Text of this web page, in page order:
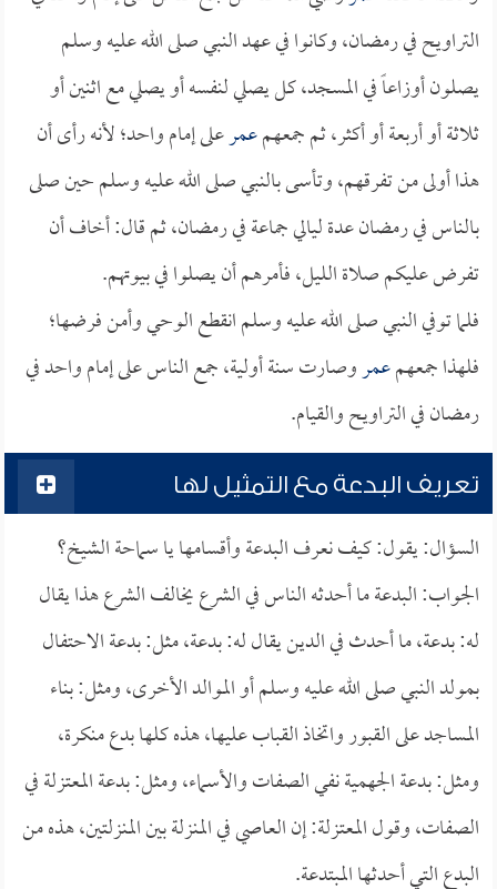
التراويح في رمضان، وكانوا في عهد النبي صلى الله عليه وسلم
يصلون أوزاعاً في المسجد، كل يصلي لنفسه أو يصلي مع اثنين أو
ثلاثة أو أربعة أو أكثر، ثم جمعهمعمرعلى إمام واحد؛ لأنه رأى أن
هذا أولى من تفرقهم، وتأسى بالنبي صلى الله عليه وسلم حين صلى
بالناس في رمضان عدة ليالي جماعة في رمضان، ثم قال: أخاف أن
تفرض عليكم صلاة الليل، فأمرهم أن يصلوا في بيوتهم.
فلما توفي النبي صلى الله عليه وسلم انقطع الوحي وأمن فرضها؛
فلهذا جمعهمعمروصارت سنة أولية، جمع الناس على إمام واحد في
رمضان في التراويح والقيام.
تعريف البدعة مع التمثيل لها
السؤال: يقول: كيف نعرف البدعة وأقسامها يا سماحة الشيخ؟
الجواب: البدعة ما أحدثه الناس في الشرع يخالف الشرع هذا يقال
له: بدعة، ما أحدث في الدين يقال له: بدعة، مثل: بدعة الاحتفال
بمولد النبي صلى الله عليه وسلم أو الموالد الأخرى، ومثل: بناء
المساجد على القبور واتخاذ القباب عليها، هذه كلها بدع منكرة،
ومثل: بدعة الجهمية نفي الصفات والأسماء، ومثل: بدعة المعتزلة في
الصفات، وقول المعتزلة: إن العاصي في المنزلة بين المنزلتين، هذه من
البدع التي أحدثها المبتدعة.